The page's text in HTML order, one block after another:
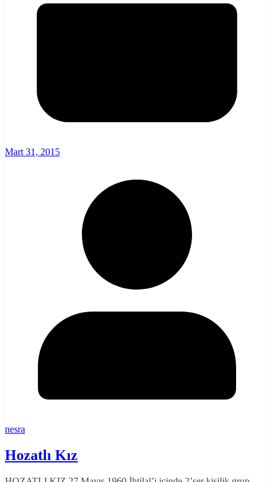
Mart 31, 2015
nesra
Hozatlı Kız